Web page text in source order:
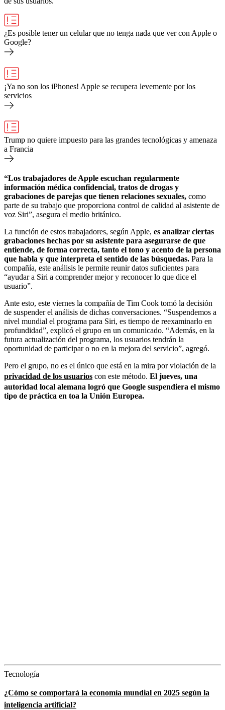
¿Es posible tener un celular que no tenga nada que ver con Apple o
Google?
¡Ya no son los iPhones! Apple se recupera levemente por los
servicios
Trump no quiere impuesto para las grandes tecnológicas y amenaza
a Francia
“Los trabajadores de Apple escuchan regularmente
información médica confidencial, tratos de drogas y
grabaciones de parejas que tienen relaciones sexuales, como
parte de su trabajo que proporciona control de calidad al asistente de
voz Siri”, asegura el medio británico.
La función de estos trabajadores, según Apple, es analizar ciertas
grabaciones hechas por su asistente para asegurarse de que
entiende, de forma correcta, tanto el tono y acento de la persona
que habla y que interpreta el sentido de las búsquedas. Para la
compañía, este análisis le permite reunir datos suficientes para
“ayudar a Siri a comprender mejor y reconocer lo que dice el
usuario”.
Ante esto, este viernes la compañía de Tim Cook tomó la decisión
de suspender el análisis de dichas conversaciones. “Suspendemos a
nivel mundial el programa para Siri, es tiempo de reexaminarlo en
profundidad”, explicó el grupo en un comunicado. “Además, en la
futura actualización del programa, los usuarios tendrán la
oportunidad de participar o no en la mejora del servicio”, agregó.
Pero el grupo, no es el único que está en la mira por violación de la
privacidad de los usuarios con este método. El jueves, una
autoridad local alemana logró que Google suspendiera el mismo
tipo de práctica en toa la Unión Europea.
Tecnología
¿Cómo se comportará la economía mundial en 2025 según la
inteligencia artificial?